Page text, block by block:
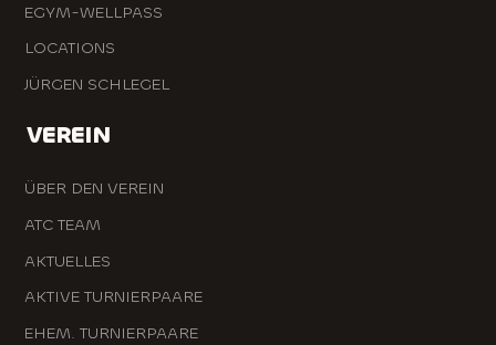
EGYM-WELLPASS
LOCATIONS
JÜRGEN SCHLEGEL
VEREIN
ÜBER DEN VEREIN
ATC TEAM
AKTUELLES
AKTIVE TURNIERPAARE
EHEM. TURNIERPAARE